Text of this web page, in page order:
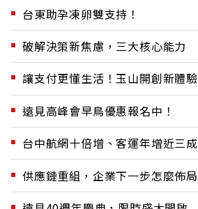
台東助孕凍卵雙支持！
破解決策新焦慮，三大核心能力
讓支付更懂生活！玉山開創新體驗
遠見高峰會早鳥優惠報名中！
台中航網十倍增、客運年增近三成
供應鏈重組，企業下一步怎麼佈局